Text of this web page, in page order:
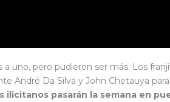
uno, pero pudieron ser más. Los
André Da Silva y John Chetauya para
ilicitanos pasarán la semana en